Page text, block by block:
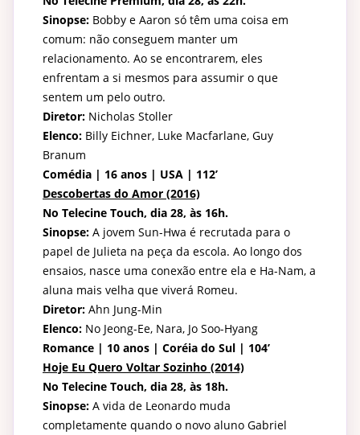
Sinopse: Bobby e Aaron só têm uma coisa em
comum: não conseguem manter um
relacionamento. Ao se encontrarem, eles
enfrentam a si mesmos para assumir o que
sentem um pelo outro.
Diretor: Nicholas Stoller
Elenco: Billy Eichner, Luke Macfarlane, Guy
Branum
Comédia | 16 anos | USA | 112’
Descobertas do Amor (2016)
No Telecine Touch, dia 28, às 16h.
Sinopse: A jovem Sun-Hwa é recrutada para o
papel de Julieta na peça da escola. Ao longo dos
ensaios, nasce uma conexão entre ela e Ha-Nam, a
aluna mais velha que viverá Romeu.
Diretor: Ahn Jung-Min
Elenco: No Jeong-Ee, Nara, Jo Soo-Hyang
Romance | 10 anos | Coréia do Sul | 104’
Hoje Eu Quero Voltar Sozinho (2014)
No Telecine Touch, dia 28, às 18h.
Sinopse: A vida de Leonardo muda
completamente quando o novo aluno Gabriel